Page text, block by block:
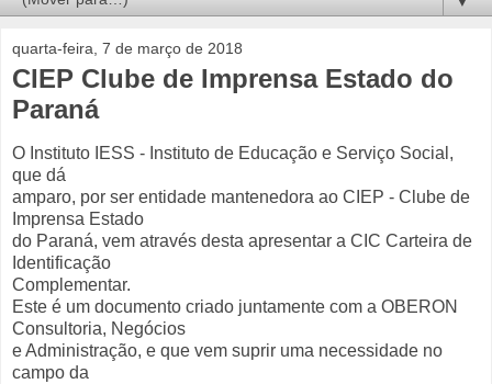
quarta-feira, 7 de março de 2018
CIEP Clube de Imprensa Estado do
Paraná
O Instituto IESS - Instituto de Educação e Serviço Social,
que dá
amparo, por ser entidade mantenedora ao CIEP - Clube de
Imprensa Estado
do Paraná, vem através desta apresentar a CIC Carteira de
Identificação
Complementar.
Este é um documento criado juntamente com a OBERON
Consultoria, Negócios
e Administração, e que vem suprir uma necessidade no
campo da